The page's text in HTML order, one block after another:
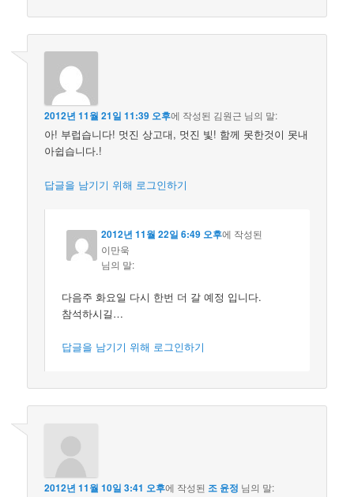
2012년 11월 21일 11:39 오후에 작성된 김원근 님의 말:
아! 부럽습니다! 멋진 상고대, 멋진 빛! 함께 못한것이 못내
아쉽습니다.!
답글을 남기기 위해 로그인하기
2012년 11월 22일 6:49 오후에 작성된
이만욱
님의 말:
다음주 화요일 다시 한번 더 갈 예정 입니다.
참석하시길…
답글을 남기기 위해 로그인하기
2012년 11월 10일 3:41 오후에 작성된 조 윤정 님의 말: